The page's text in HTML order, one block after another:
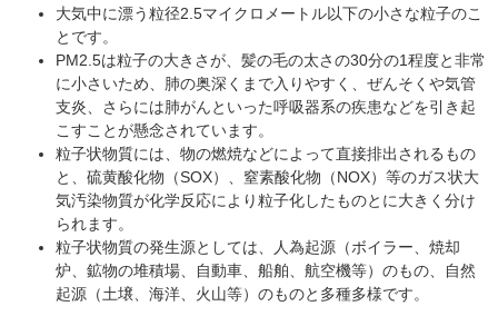
大気中に漂う粒径2.5マイクロメートル以下の小さな粒子のこ
とです。
PM2.5は粒子の大きさが、髪の毛の太さの30分の1程度と非常
に小さいため、肺の奥深くまで入りやすく、ぜんそくや気管
支炎、さらには肺がんといった呼吸器系の疾患などを引き起
こすことが懸念されています。
粒子状物質には、物の燃焼などによって直接排出されるもの
と、硫黄酸化物（SOX）、窒素酸化物（NOX）等のガス状大
気汚染物質が化学反応により粒子化したものとに大きく分け
られます。
粒子状物質の発生源としては、人為起源（ボイラー、焼却
炉、鉱物の堆積場、自動車、船舶、航空機等）のもの、自然
起源（土壌、海洋、火山等）のものと多種多様です。